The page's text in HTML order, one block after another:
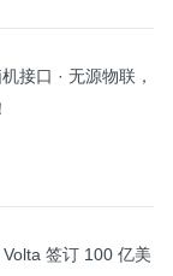
接口 · 无源物联，
签订 100 亿美